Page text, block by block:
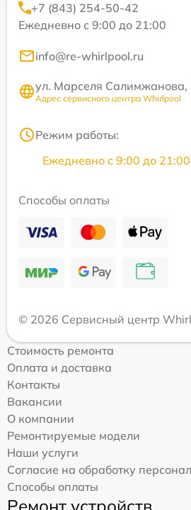
+7 (843) 254-50-42
Ежедневно с 9:00 до 21:00
info@re-whirlpool.ru
ул. Марселя Салимжанова,
Адрес сервисного центра Whirlpool
Режим работы:
Ежедневно с 9:00 до 21:00
Способы оплаты
© 2026 Сервисный центр
Стоимость ремонта
Оплата и доставка
Контакты
Вакансии
О компании
Ремонтируемые модели
Наши услуги
Согласие на обработку
Способы оплаты